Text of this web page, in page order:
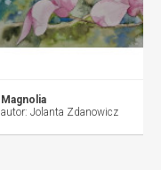
Magnolia
autor: Jolanta Zdanowicz